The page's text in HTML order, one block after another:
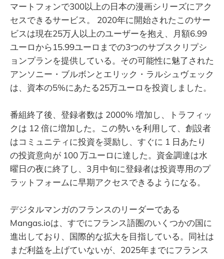
マートフォンで300以上の日本の漫画シリーズにアク
セスできるサービス。 2020年に開始されたこのサー
ビスは現在25万人以上のユーザーを抱え、月額6.99
ユーロから15.99ユーロまでの3つのサブスクリプシ
ョンプランを提供している。その可能性に魅了された
アンソニー・ブルボンとエリック・ラルシュヴェック
は、資本の5%にあたる25万ユーロを投資しました。
番組終了後、登録者数は 2000% 増加し、トラフィッ
クは 12 倍に増加した。この勢いを利用して、創設者
はコミュニティに投資を奨励し、すぐに 1 日あたり
の投資意向が 100 万ユーロに達した。資金調達は水
曜日の夜に終了し、3月中旬に登録者は投資専用のプ
ラットフォームに早期アクセスできるようになる。
デジタルマンガのフランスのリーダーである
Mangas.ioは、すでにフランス語圏のいくつかの国に
進出しており、国際的な拡大を目指している。同社は
まだ利益を上げていないが、2025年までにフランス